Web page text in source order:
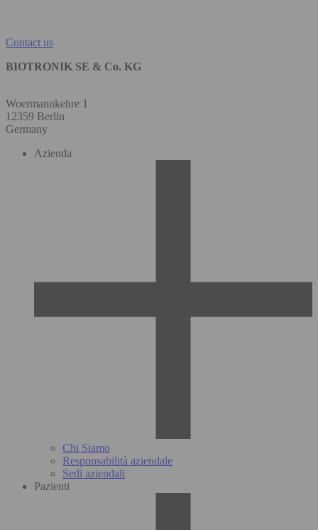
Contact us
BIOTRONIK SE & Co. KG
Woermannkehre 1
12359 Berlin
Germany
Azienda
Chi Siamo
Responsabilità aziendale
Sedi aziendali
Pazienti